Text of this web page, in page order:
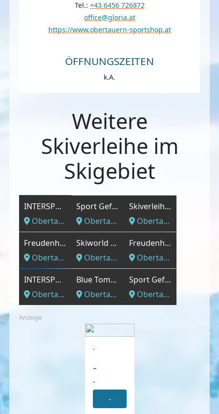
Tel.: +43 6456 726872
office@gloria.at
https://www.obertauern-sportshop.at
ÖFFNUNGSZEITEN
k.A.
Weitere
Skiverleihe im
Skigebiet
INTERSPORT - Skizentrum Zehnerkar
Obertauern, Salzburger Land
Sport Gefäll - Filiale Grünwaldkopf
Obertauern, Salzburger Land
Skiverleih Freudenhaus
Obertauern, Salzburger Land
Freudenhaus Filiale Schaidberg
Obertauern, Salzburger Land
Skiworld Obertauern Mitte
Obertauern, Salzburger Land
Freudenhaus Filiale Places Hotel
Obertauern, Salzburger Land
INTERSPORT - Stützpunkt Obertauern
Obertauern, Salzburger Land
Blue Tomato Snowboardshop
Obertauern, Salzburger Land
Sport Gefäll Passhöhe
Obertauern, Salzburger Land
Anzeige
-
-
-
-